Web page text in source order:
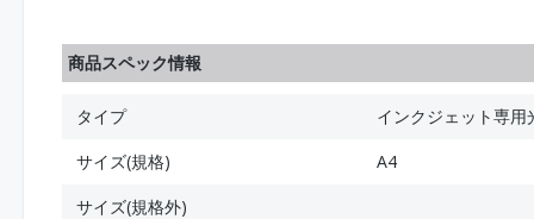
商品スペック情報
タイプ
インクジェット専用
サイズ(規格)
A4
サイズ(規格外)